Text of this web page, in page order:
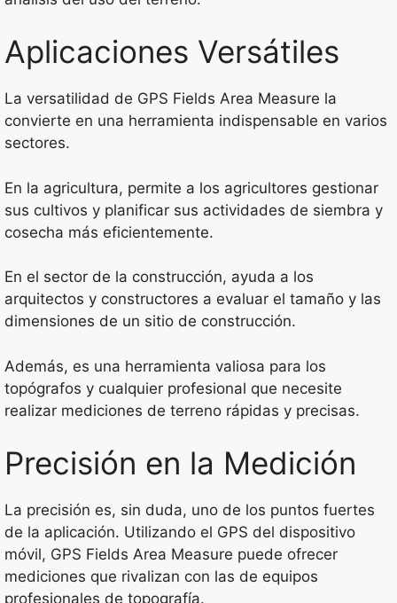
Aplicaciones Versátiles
La versatilidad de GPS Fields Area Measure la
convierte en una herramienta indispensable en varios
sectores.
En la agricultura, permite a los agricultores gestionar
sus cultivos y planificar sus actividades de siembra y
cosecha más eficientemente.
En el sector de la construcción, ayuda a los
arquitectos y constructores a evaluar el tamaño y las
dimensiones de un sitio de construcción.
Además, es una herramienta valiosa para los
topógrafos y cualquier profesional que necesite
realizar mediciones de terreno rápidas y precisas.
Precisión en la Medición
La precisión es, sin duda, uno de los puntos fuertes
de la aplicación. Utilizando el GPS del dispositivo
móvil, GPS Fields Area Measure puede ofrecer
mediciones que rivalizan con las de equipos
profesionales de topografía.